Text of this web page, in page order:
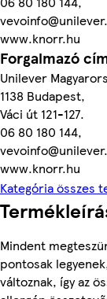
www.knorr.hu
Forgalmazó
Unilever
1138 Budapest,
Váci út 121-127.
06 80 180 144,
www.knorr.hu
Kategória összes
Mindent
pontosak
változnak, így az